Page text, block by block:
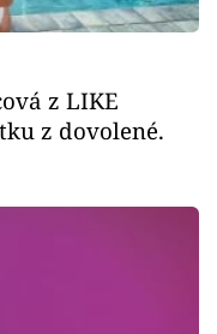
z LIKE
z dovolené.